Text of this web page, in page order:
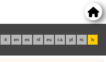
it en es nl eu ca pl rs lv